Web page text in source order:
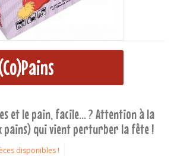
et le pain, facile... ? Attention à la
pains) qui vient perturber la fête !
disponibles !